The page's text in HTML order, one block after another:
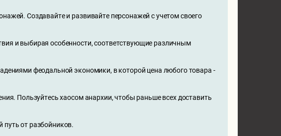
Создавайте и развивайте персонажей с учетом своего
и выбирая особенности, соответствующие различным
феодальной экономики, в которой цена любого товара -
Пользуйтесь хаосом анархии, чтобы раньше всех доставить
путь от разбойников.